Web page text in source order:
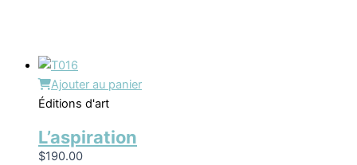
Ajouter au panier
Éditions d'art
L’aspiration
$190.00